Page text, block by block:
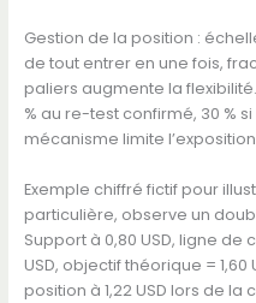
Gestion de la position :
de tout entrer en une fois,
paliers augmente la
% au re-test confirmé, 30 %
mécanisme limite
Exemple chiffré fictif pour
particulière, observe un
Support à 0,80 USD, ligne de
USD, objectif théorique = 1,60
position à 1,22 USD lors de la